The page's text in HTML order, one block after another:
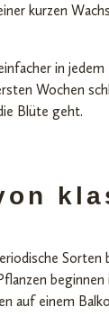
kurzen
in
Wochen
Blüte geht.
Sorten
auf einem